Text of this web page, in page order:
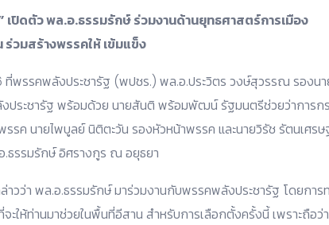
เปิดตัว พล.อ.ธรรมรักษ์ ร่วมงานด้านยุทธศาสตร์การเมือง
วมสร้างพรรคให้ เข้มแข็ง
ที่พรรคพลังประชารัฐ (พปชร.) พล.อ.ประวิตร วงษ์สุวรรณ รองน
ประชารัฐ พร้อมด้วย นายสันติ พร้อมพัฒน์ รัฐมนตรีช่วยว่าการกร
รรค นายไพบูลย์ นิติตะวัน รองหัวหน้าพรรค และนายวิรัช รัตนเศร
.ธรรมรักษ์ อิศรางกูร ณ อยุธยา
าวว่า พล.อ.ธรรมรักษ์ มาร่วมงานกับพรรคพลังประชารัฐ โดยการ
ะให้ท่านมาช่วยในพื้นที่อีสาน สำหรับการเลือกตั้งครั้งนี้ เพราะถือว่